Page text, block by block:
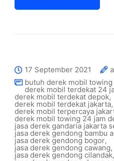
17 September 2021
butuh derek mobil
derek mobil terdekat 24
derek mobil terdekat depok,
derek mobil terdekat jakarta,
derek mobil terpercaya
derek mobil towing 24 jam
jasa derek gandaria jakarta
jasa derek gendong bambu
jasa derek gendong bogor,
jasa derek gendong cawang,
jasa derek gendong cilandak,